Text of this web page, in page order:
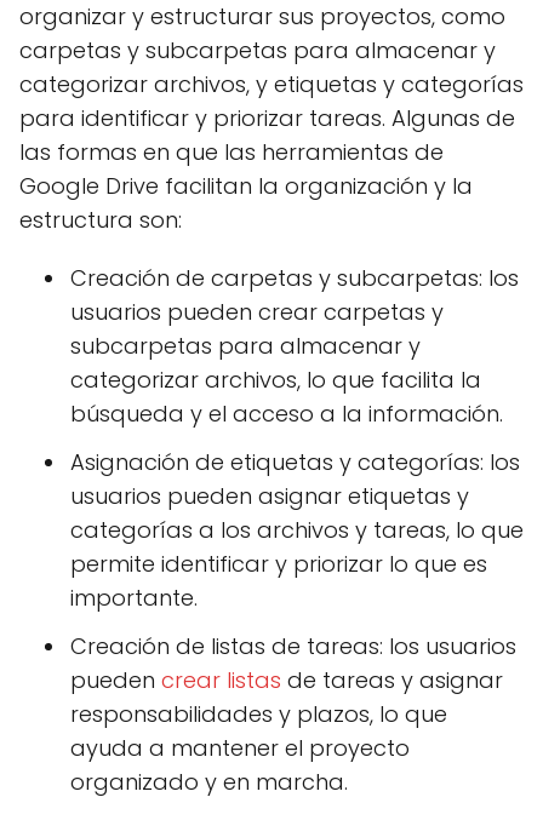
organizar y estructurar sus proyectos, como
carpetas y subcarpetas para almacenar y
categorizar archivos, y etiquetas y categorías
para identificar y priorizar tareas. Algunas de
las formas en que las herramientas de
Google Drive facilitan la organización y la
estructura son:
Creación de carpetas y subcarpetas: los
usuarios pueden crear carpetas y
subcarpetas para almacenar y
categorizar archivos, lo que facilita la
búsqueda y el acceso a la información.
Asignación de etiquetas y categorías: los
usuarios pueden asignar etiquetas y
categorías a los archivos y tareas, lo que
permite identificar y priorizar lo que es
importante.
Creación de listas de tareas: los usuarios
pueden crear listas de tareas y asignar
responsabilidades y plazos, lo que
ayuda a mantener el proyecto
organizado y en marcha.